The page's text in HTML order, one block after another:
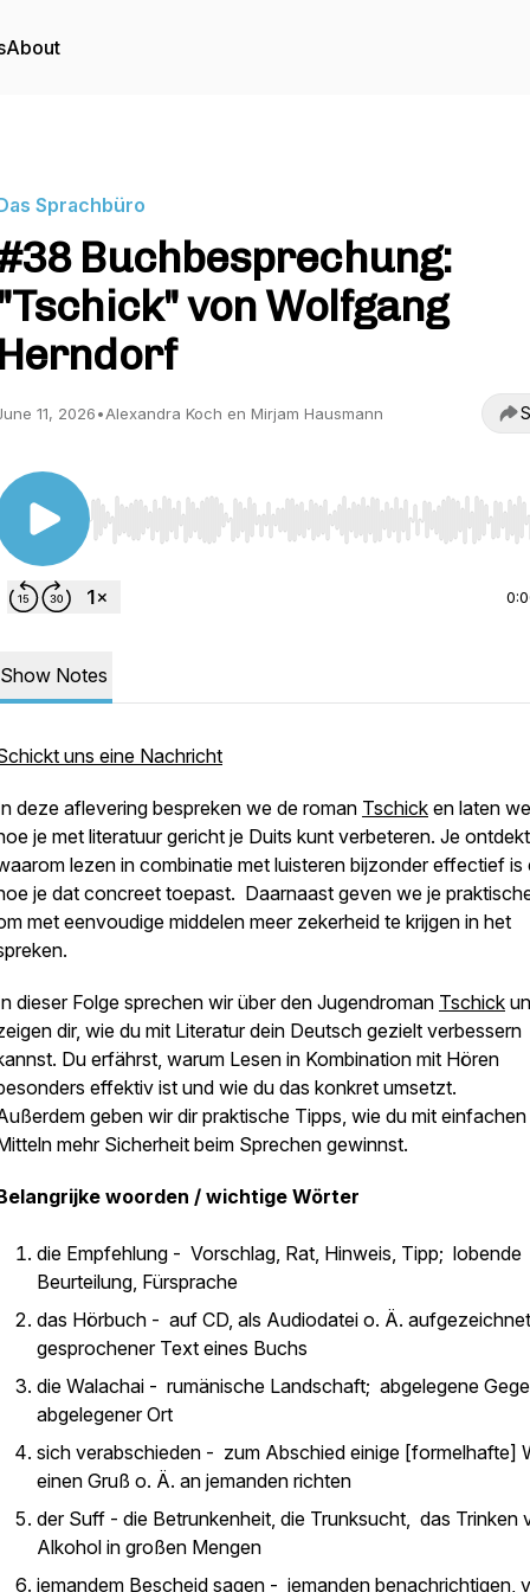
About
Sprachbüro
Buchbesprechung:
"Tschick" von Wolfgang
Herndorf
11, 2026•Alexandra Koch en Mirjam Hausmann
Use Left/Right to seek, Home/End to jump to start
Show Notes
uns eine Nachricht
deze aflevering bespreken we de roman Tschick en laten
je met literatuur gericht je Duits kunt verbeteren. Je ontdekt
lezen in combinatie met luisteren bijzonder effectief is
je dat concreet toepast. Daarnaast geven we je
met eenvoudige middelen meer zekerheid te krijgen in het
dieser Folge sprechen wir über den Jugendroman Tschick
dir, wie du mit Literatur dein Deutsch gezielt verbessern
Du erfährst, warum Lesen in Kombination mit Hören
effektiv ist und wie du das konkret umsetzt.
geben wir dir praktische Tipps, wie du mit einfachen
mehr Sicherheit beim Sprechen gewinnst.
woorden / wichtige Wörter
die Empfehlung - Vorschlag, Rat, Hinweis, Tipp; lobende
Beurteilung, Fürsprache
das Hörbuch - auf CD, als Audiodatei o. Ä.
gesprochener Text eines Buchs
die Walachai - rumänische Landschaft; abgelegene
abgelegener Ort
sich verabschieden - zum Abschied einige [formelhafte]
einen Gruß o. Ä. an jemanden richten
der Suff - die Betrunkenheit, die Trunksucht, das Trinken
Alkohol in großen Mengen
jemandem Bescheid sagen - jemanden benachrichtigen,